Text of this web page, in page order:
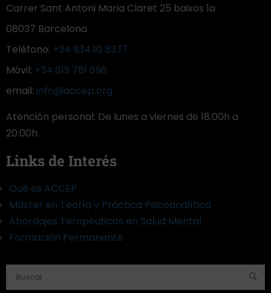
Carrer Sant Antoni Maria Claret 25 baixos 1a
08037 Barcelona
Teléfono: +34 934 10 83 17
Móvil: +34 619 781 696
email: info@accep.org
Atención personal: De lunes a viernes de 18:00h a
20:00h.
Links de Interés
Qué es ACCEP
Máster en Teoría y Práctica Psicoanalítica
Abordajes Terapéuticos en Salud Mental
Formación Permanente